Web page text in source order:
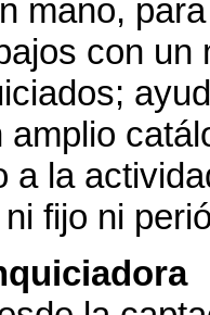
mano,
con
a la
fijo ni